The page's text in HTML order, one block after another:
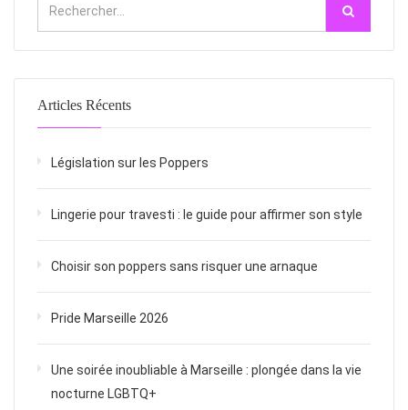
Articles Récents
Législation sur les Poppers
Lingerie pour travesti : le guide pour affirmer son style
Choisir son poppers sans risquer une arnaque
Pride Marseille 2026
Une soirée inoubliable à Marseille : plongée dans la vie
nocturne LGBTQ+